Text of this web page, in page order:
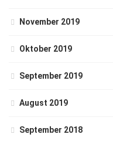
November 2019
Oktober 2019
September 2019
August 2019
September 2018